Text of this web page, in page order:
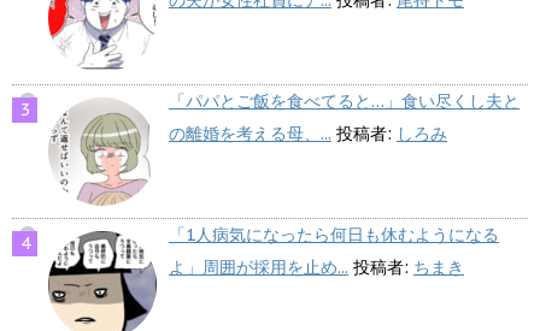
「パパとご飯を食べてると…」食い尽くし夫と
の離婚を考える母、... 投稿者: しろみ
「1人病気になったら何日も休むようになる
よ」周囲が採用を止め... 投稿者: ちまき